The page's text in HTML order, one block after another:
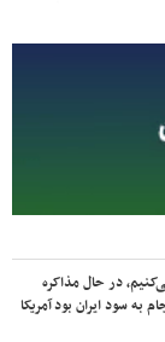
در حال مذاکره
به سود ایران بود آمریکا